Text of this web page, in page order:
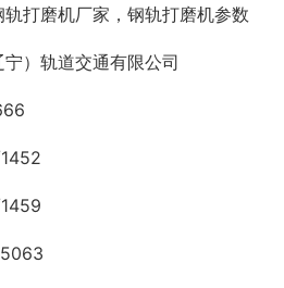
打磨机厂家，钢轨打磨机参数
）轨道交通有限公司